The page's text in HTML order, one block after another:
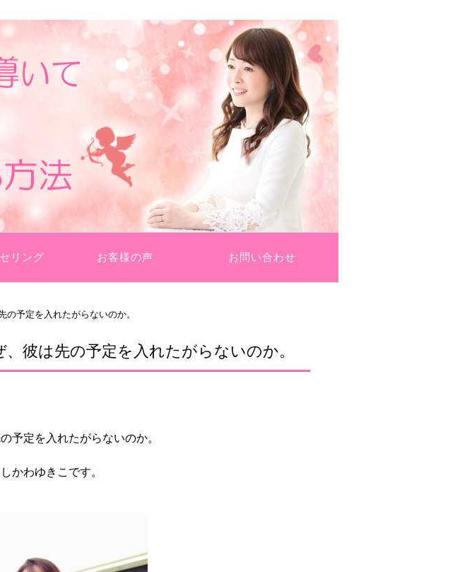
る女性になる方法
リング お客様の声 お問い合わせ
の予定を入れたがらないのか。
彼は先の予定を入れたがらないのか。
予定を入れたがらないのか。
かわゆきこです。